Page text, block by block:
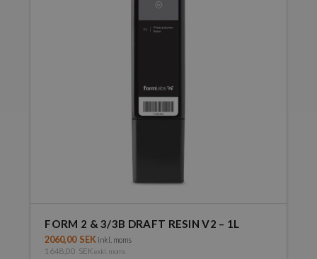
FORM 2 & 3/3B DRAFT RESIN V2 – 1L
2060,00 SEK inkl. moms
1648,00 SEK exkl. moms